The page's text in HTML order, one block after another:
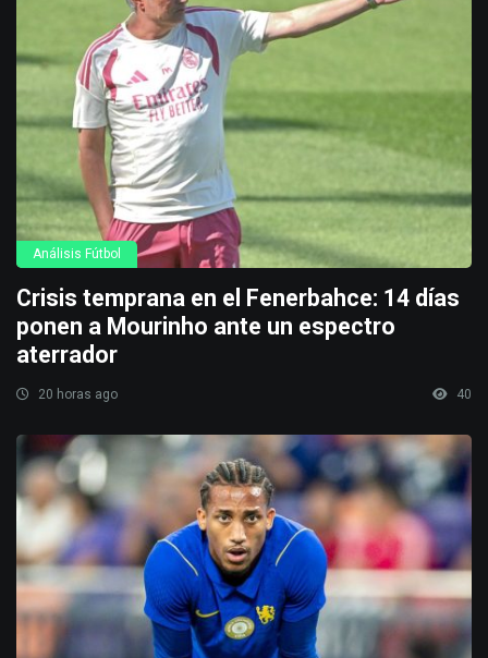
Análisis Fútbol
Crisis temprana en el Fenerbahce: 14 días
ponen a Mourinho ante un espectro
aterrador
20 horas ago 40